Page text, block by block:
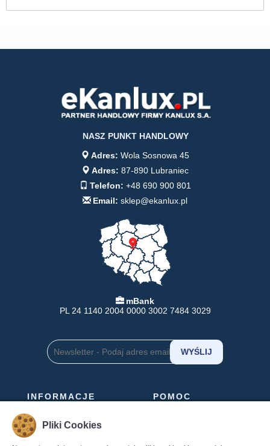
NASZ PUNKT HANDLOWY
Adres: Wola Sosnowa 45
Adres: 87-890 Lubraniec
Telefon: +48 690 900 801
Email: sklep@ekanlux.pl
mBank
PL 24 1140 2004 0000 3002 7484 3029
INFORMACJE
Formy Płatności
Dostawa
Zwroty
POMOC
Polityka Prywatności
Pliki Cookies